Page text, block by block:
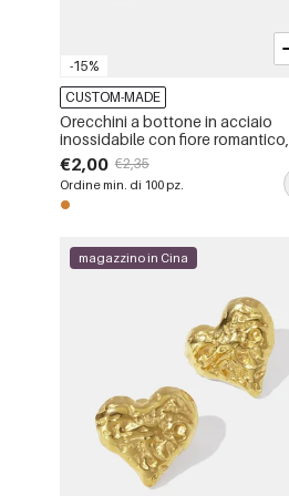
-15%
CUSTOM-MADE
Orecchini a bottone in acciaio
inossidabile con fiore romantico,
impermeabili, color oro
€2,00 €2,35
Ordine min. di 100 pz.
magazzino in Cina